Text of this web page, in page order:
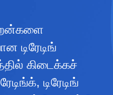
டிரேடிங்
கிடைக்கச்
டிரேடிங்